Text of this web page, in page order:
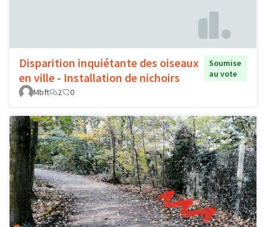
Disparition inquiétante des oiseaux
en ville - Installation de nichoirs
Soumise
au vote
Mbft
2 0